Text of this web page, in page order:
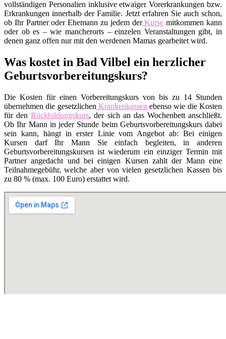
vollständigen Personalien inklusive etwaiger Vorerkrankungen bzw.
Erkrankungen innerhalb der Familie. Jetzt erfahren Sie auch schon,
ob Ihr Partner oder Ehemann zu jedem derKurse mitkommen kann
oder ob es – wie mancherorts – einzelen Veranstaltungen gibt, in
denen ganz offen nur mit den werdenen Mamas gearbeitet wird.
Was kostet in Bad Vilbel ein herzlicher
Geburtsvorbereitungskurs?
Die Kosten für einen Vorbereitungskurs von bis zu 14 Stunden
übernehmen die gesetzlichen Krankenkassen ebenso wie die Kosten
für denRückbildungskurs, der sich an das Wochenbett anschließt.
Ob Ihr Mann in jeder Stunde beim Geburtsvorbereitungskurs dabei
sein kann, hängt in erster Linie vom Angebot ab: Bei einigen
Kursen darf Ihr Mann Sie einfach begleiten, in anderen
Geburtsvorbereitungskursen ist wiederum ein einziger Termin mit
Partner angedacht und bei einigen Kursen zahlt der Mann eine
Teilnahmegebühr, welche aber von vielen gesetzlichen Kassen bis
zu 80 % (max. 100 Euro) erstattet wird.